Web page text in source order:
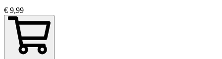
€ 9,99